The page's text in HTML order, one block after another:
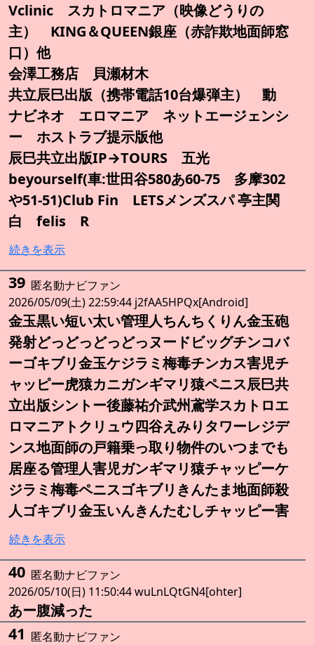
Vclinic スカトロマニア（映像どうりの
主） KING＆QUEEN銀座（赤詐欺地面師窓
口）他
会澤工務店 貝瀬材木
共立辰巳出版（携帯電話10台爆弾主） 動
ナビネオ エロマニア ネットエージェンシ
ー ホストラブ提示版他
辰巳共立出版IP→TOURS 五光
beyourself(車:世田谷580あ60-75 多摩302
や51-51)Club Fin LETSメンズスパ 亭主関
白 felis R
続きを表示
39 匿名動ナビファン
2026/05/09(土) 22:59:44 j2fAA5HPQx[Android]
金玉黒い短い太い管理人ちんちくりん金玉砲
発射どっどっどっどっヌードビッグチンコバ
ーゴキブリ金玉ケジラミ梅毒チンカス害児チ
ャッピー虎猿カニガンギマリ猿ペニス辰巳共
立出版シントー後藤祐介武州鳶学スカトロエ
ロマニアトクリュウ四谷えみりタワーレジデ
ンス地面師の戸籍乗っ取り物件のいつまでも
居座る管理人害児ガンギマリ猿チャッピーケ
ジラミ梅毒ペニスゴキブリきんたま地面師殺
人ゴキブリ金玉いんきんたむしチャッピー害
続きを表示
40 匿名動ナビファン
2026/05/10(日) 11:50:44 wuLnLQtGN4[ohter]
あー腹減った
41 匿名動ナビファン